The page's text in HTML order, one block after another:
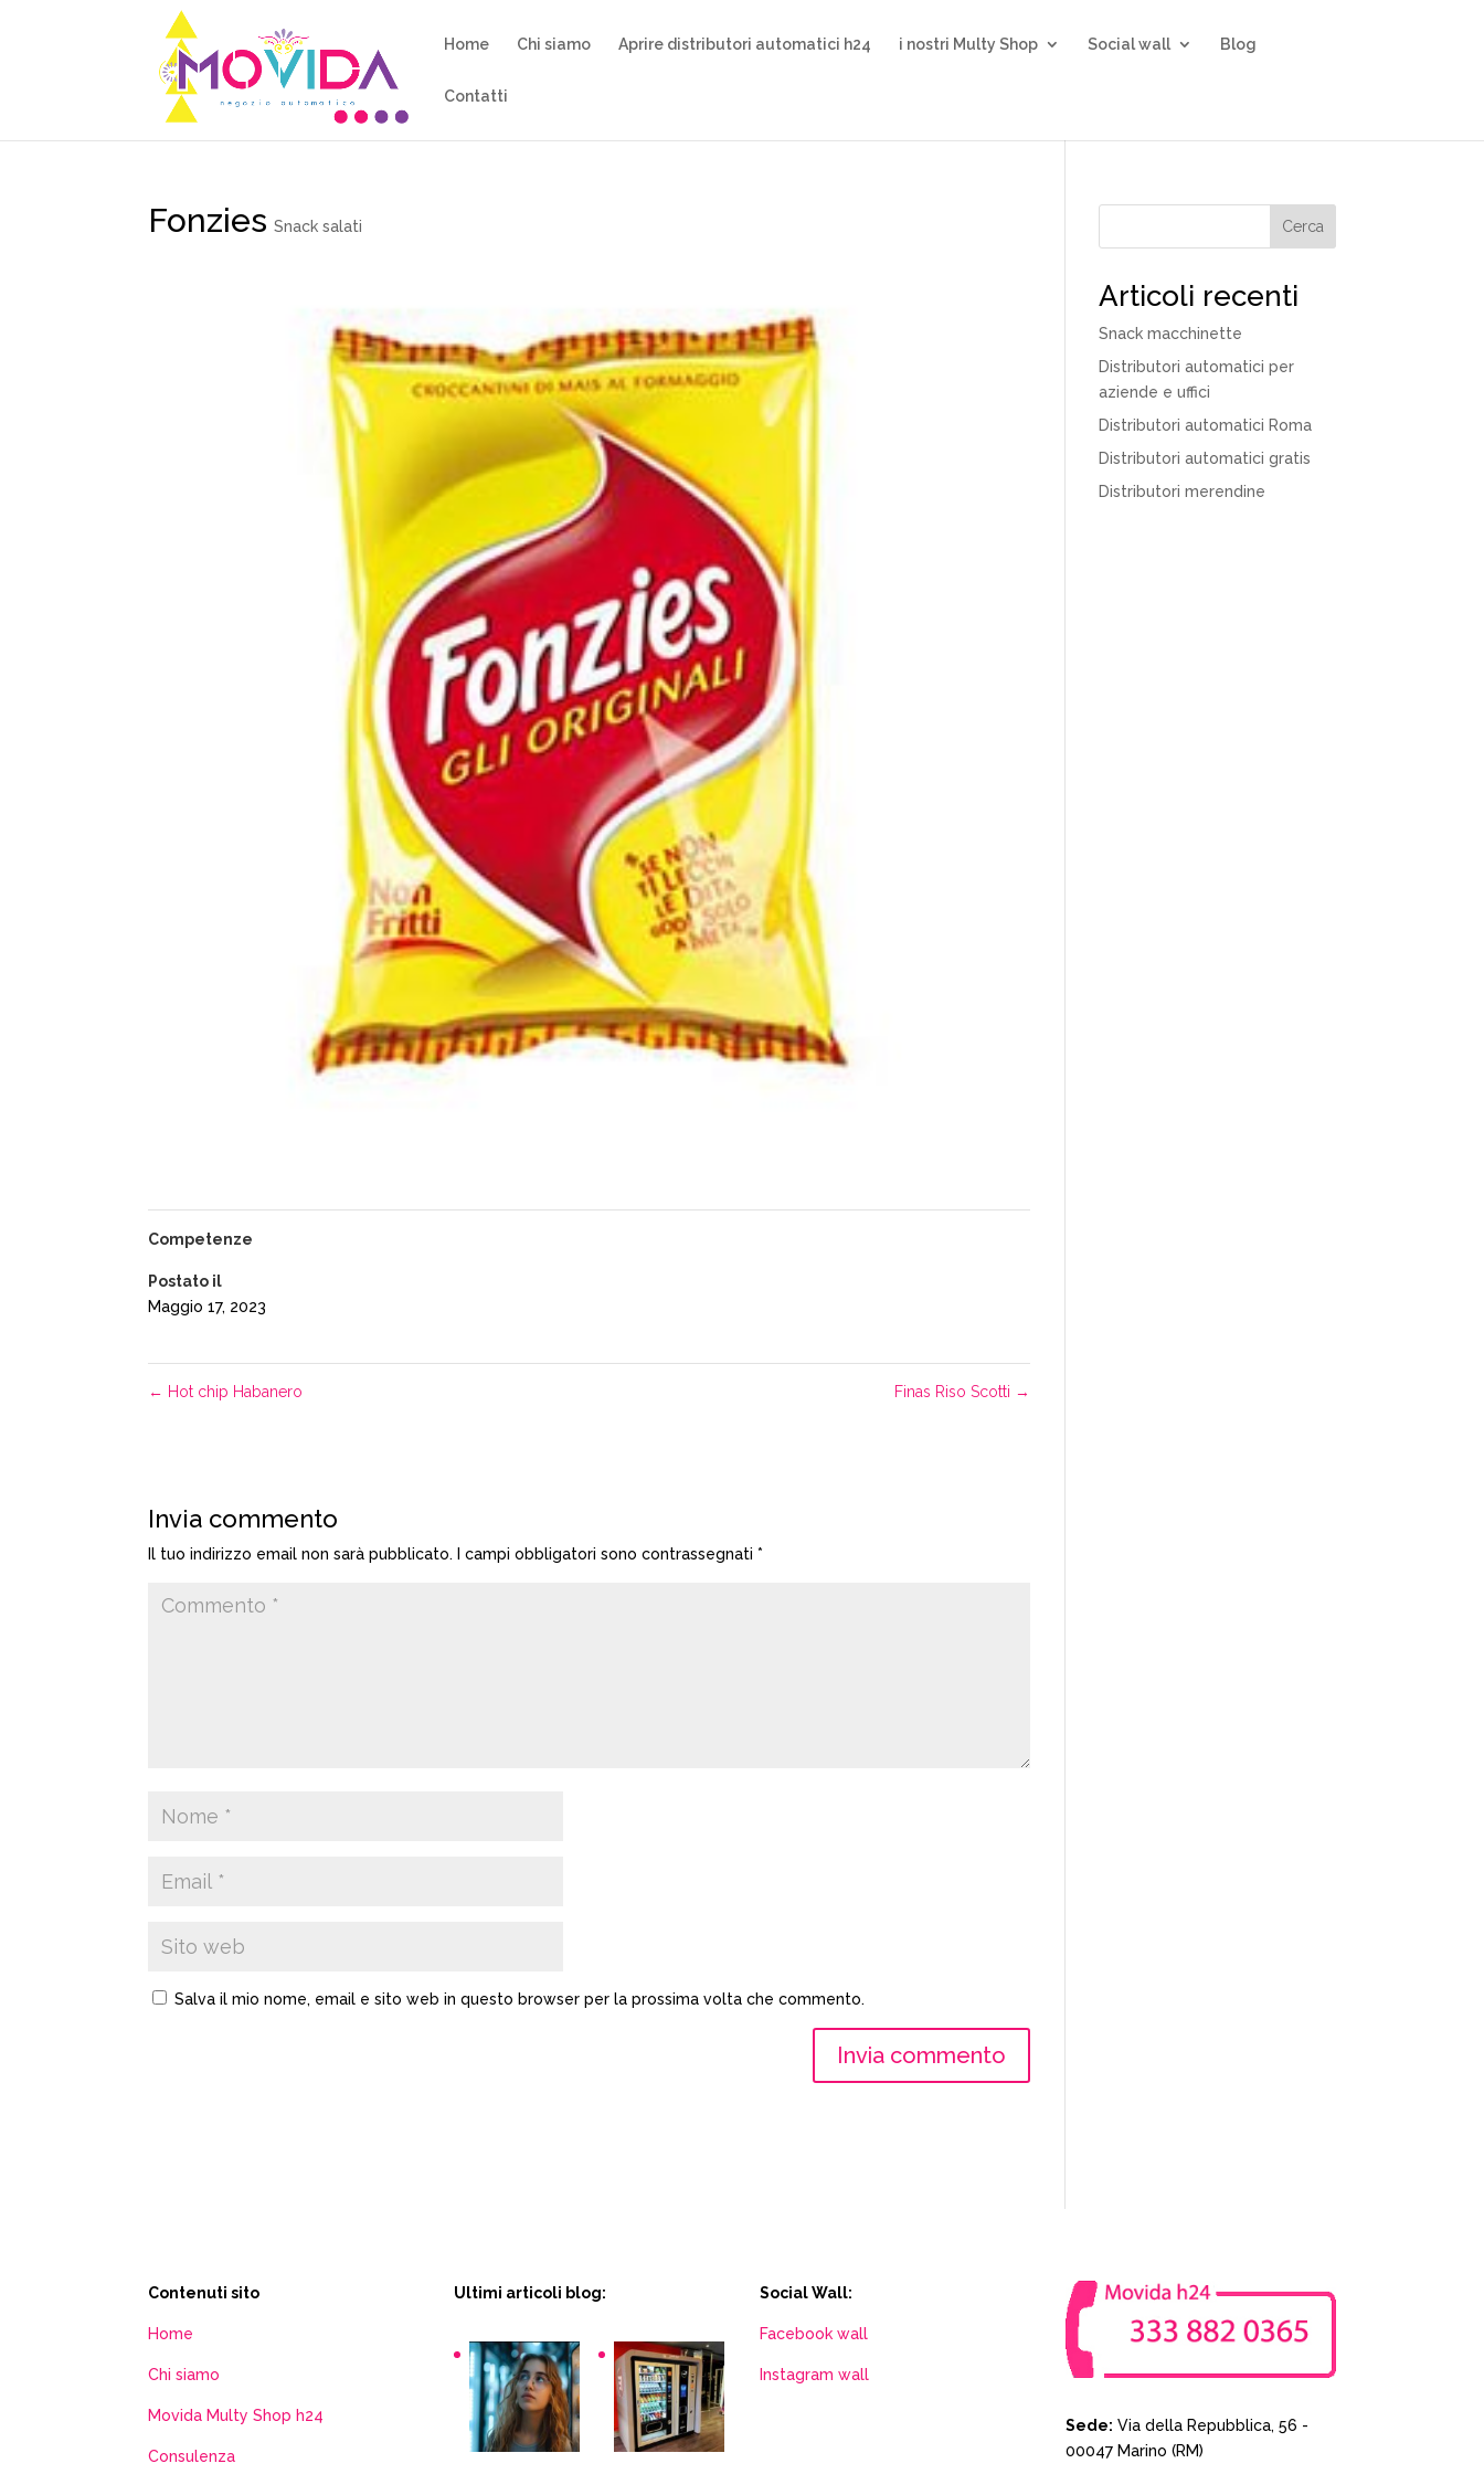
Home Chi siamo Aprire distributori automatici h24 i nostri Multy Shop Social wall Blog
Contatti
Fonzies Snack salati
Competenze
Postato il
Maggio 17, 2023
← Hot chip Habanero Finas Riso Scotti →
Invia commento
Il tuo indirizzo email non sarà pubblicato. I campi obbligatori sono contrassegnati*
Salva il mio nome, email e sito web in questo browser per la prossima volta che commento.
Cerca
Articoli recenti
Snack macchinette
Distributori automatici per
aziende e uffici
Distributori automatici Roma
Distributori automatici gratis
Distributori merendine
Contenuti sito
Home
Chi siamo
Movida Multy Shop h24
Consulenza
Ultimi articoli blog: Social Wall:
Facebook wall
Instagram wall
Sede: Via della Repubblica, 56 -
00047 Marino (RM)